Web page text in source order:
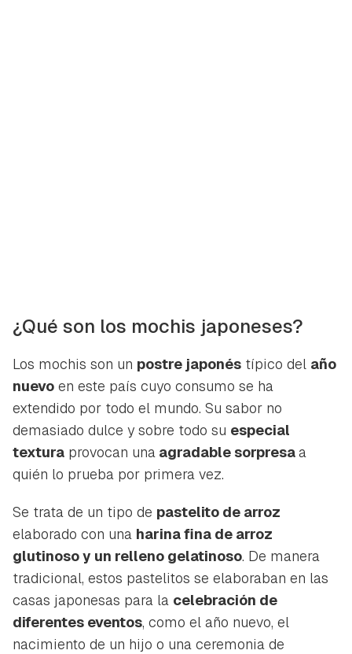
¿Qué son los mochis japoneses?
Los mochis son un postre japonés típico del año
nuevo en este país cuyo consumo se ha
extendido por todo el mundo. Su sabor no
demasiado dulce y sobre todo su especial
textura provocan una agradable sorpresaa
quién lo prueba por primera vez.
Se trata de un tipo de pastelito de arroz
elaborado con una harina fina de arroz
glutinoso y un relleno gelatinoso. De manera
tradicional, estos pastelitos se elaboraban en las
casas japonesas para la celebración de
diferentes eventos, como el año nuevo, el
nacimiento de un hijo o una ceremonia de